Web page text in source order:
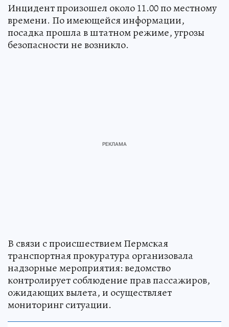
Инцидент произошел около 11.00 по местному
времени. По имеющейся информации,
посадка прошла в штатном режиме, угрозы
безопасности не возникло.
В связи с происшествием Пермская
транспортная прокуратура организовала
надзорные мероприятия: ведомство
контролирует соблюдение прав пассажиров,
ожидающих вылета, и осуществляет
мониторинг ситуации.